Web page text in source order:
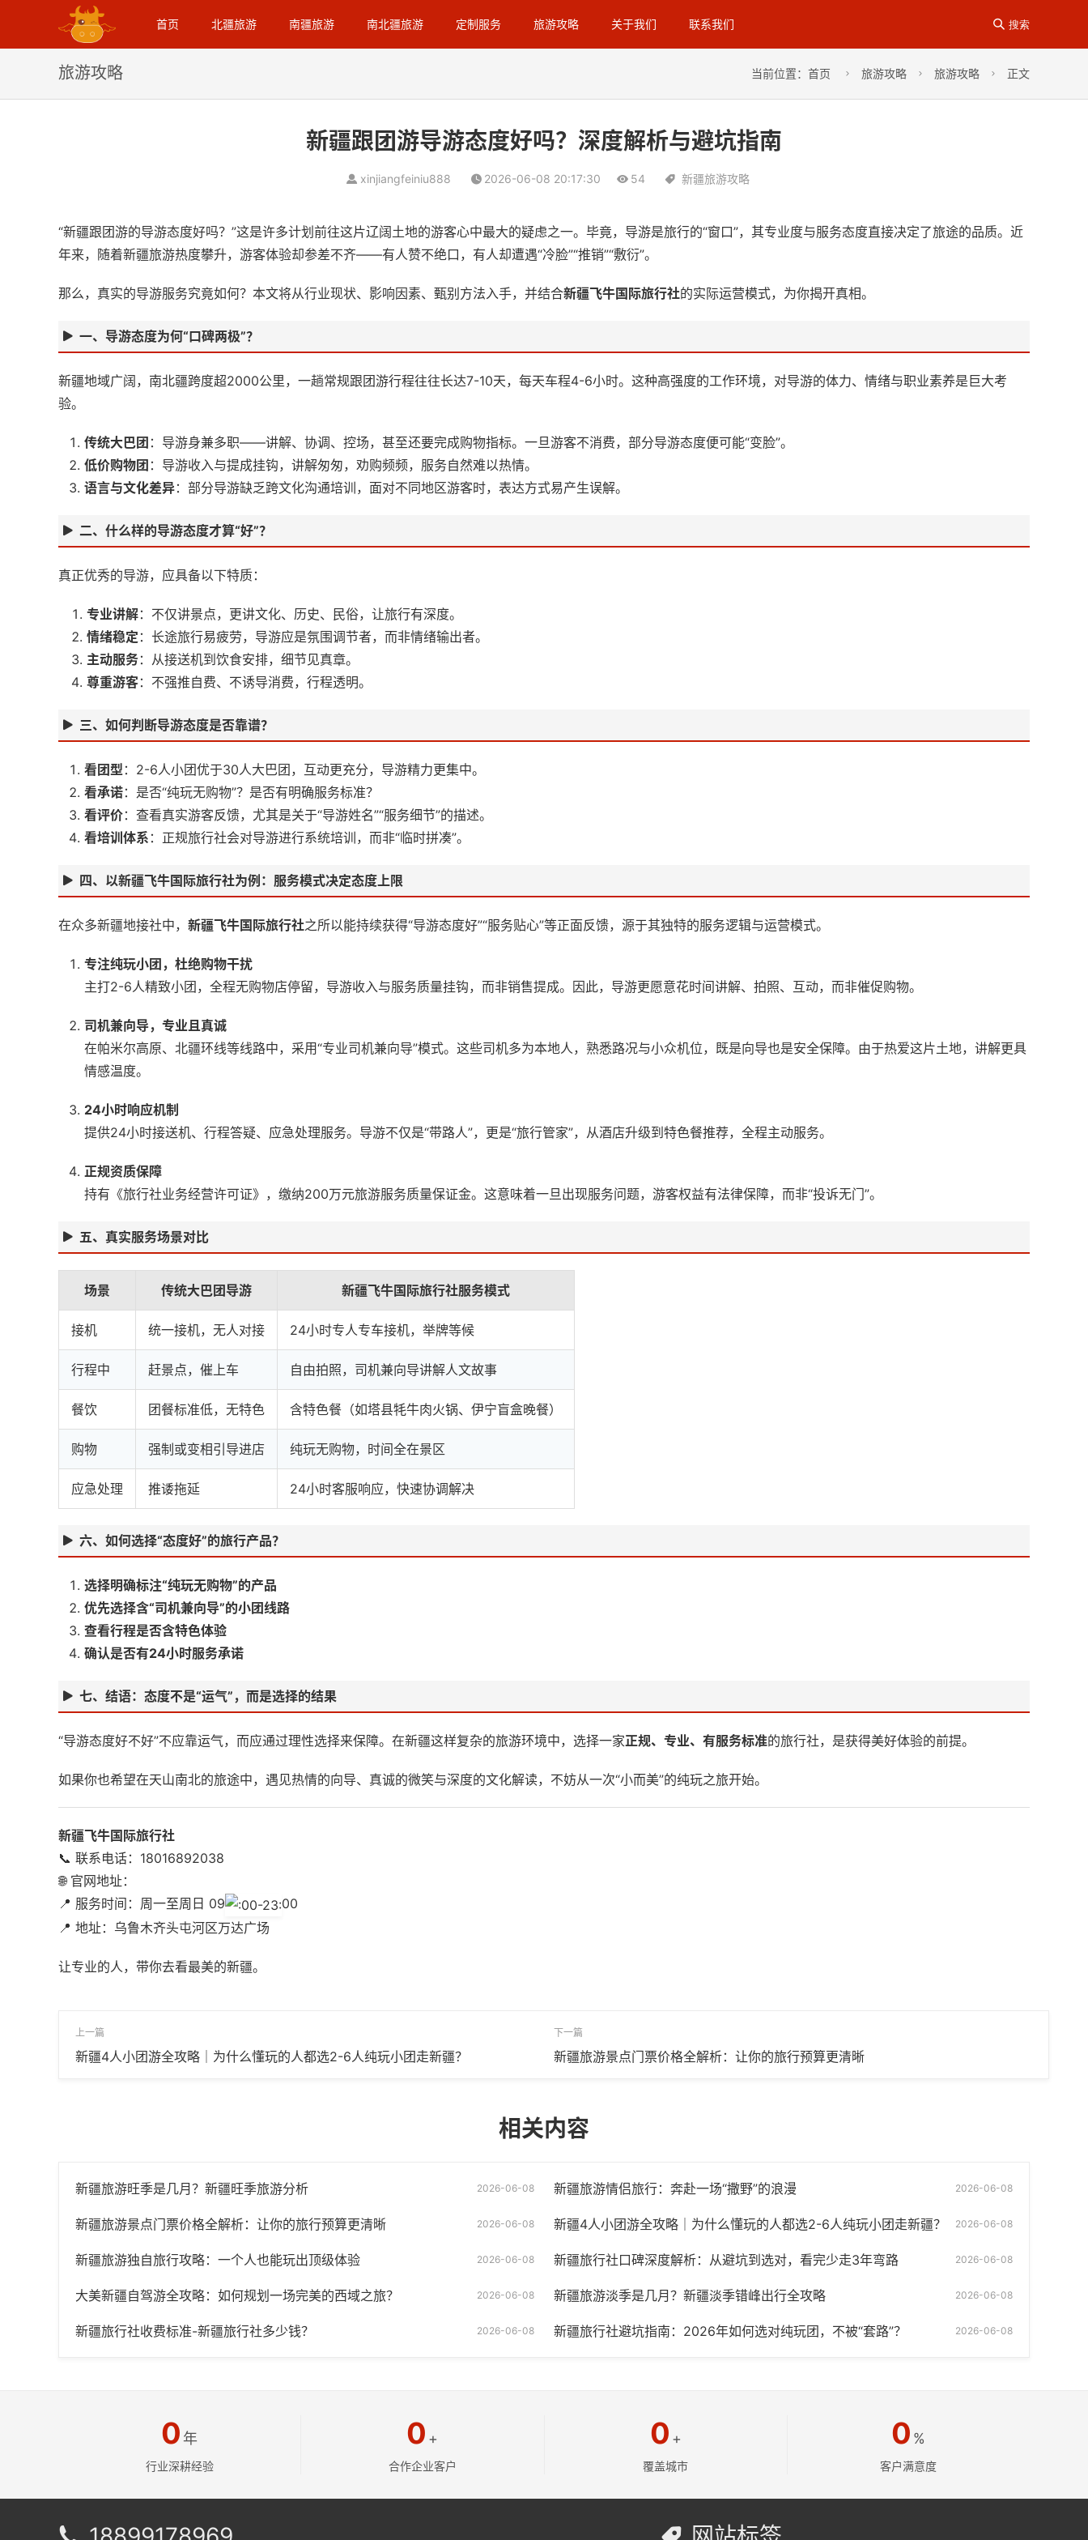
首页 北疆旅游 南疆旅游 南北疆旅游 定制服务 旅游攻略 关于我们 联系我们  搜索
旅游攻略 当前位置： 首页  旅游攻略  旅游攻略  正文
新疆跟团游导游态度好吗？深度解析与避坑指南
xinjiangfeiniu888 2026-06-08 20:17:30 54 新疆旅游攻略
“新疆跟团游的导游态度好吗？”这是许多计划前往这片辽阔土地的游客心中最大的疑虑之一。毕竟，导游是旅行的“窗口”，其专业度与服务态度直接决定了旅途的品质。近
年来，随着新疆旅游热度攀升，游客体验却参差不齐——有人赞不绝口，有人却遭遇“冷脸”“推销”“敷衍”。
那么，真实的导游服务究竟如何？本文将从行业现状、影响因素、甄别方法入手，并结合新疆飞牛国际旅行社的实际运营模式，为你揭开真相。
一、导游态度为何“口碑两极”？
新疆地域广阔，南北疆跨度超2000公里，一趟常规跟团游行程往往长达7-10天，每天车程4-6小时。这种高强度的工作环境，对导游的体力、情绪与职业素养是巨大考
验。
传统大巴团 ：导游身兼多职——讲解、协调、控场，甚至还要完成购物指标。一旦游客不消费，部分导游态度便可能“变脸”。
低价购物团 ：导游收入与提成挂钩，讲解匆匆，劝购频频，服务自然难以热情。
语言与文化差异：部分导游缺乏跨文化沟通培训，面对不同地区游客时，表达方式易产生误解。
二、什么样的导游态度才算“好”？
真正优秀的导游，应具备以下特质：
专业讲解：不仅讲景点，更讲文化、历史、民俗，让旅行有深度。
情绪稳定 ：长途旅行易疲劳，导游应是氛围调节者，而非情绪输出者。
主动服务：从接送机到饮食安排，细节见真章。
尊重游客：不强推自费、不诱导消费，行程透明。
三、如何判断导游态度是否靠谱？
看团型：2-6人小团优于30人大巴团，互动更充分，导游精力更集中。
看承诺：是否“纯玩无购物”？是否有明确服务标准？
看评价：查看真实游客反馈，尤其是关于“导游姓名”“服务细节”的描述。
看培训体系 ：正规旅行社会对导游进行系统培训，而非“临时拼凑”。
四、以新疆飞牛国际旅行社为例：服务模式决定态度上限
在众多新疆地接社中， 新疆飞牛国际旅行社之所以能持续获得“导游态度好”“服务贴心”等正面反馈，源于其独特的服务逻辑与运营模式。
专注纯玩小团，杜绝购物干扰
主打2-6人精致小团，全程无购物店停留，导游收入与服务质量挂钩，而非销售提成。因此，导游更愿意花时间讲解、拍照、互动，而非催促购物。
司机兼向导，专业且真诚
在帕米尔高原、北疆环线等线路中，采用“专业司机兼向导”模式。这些司机多为本地人，熟悉路况与小众机位，既是向导也是安全保障。由于热爱这片土地，讲解更具
情感温度。
24小时响应机制
提供24小时接送机、行程答疑、应急处理服务。导游不仅是“带路人”，更是“旅行管家”，从酒店升级到特色餐推荐，全程主动服务。
正规资质保障
持有《旅行社业务经营许可证》，缴纳200万元旅游服务质量保证金。这意味着一旦出现服务问题，游客权益有法律保障，而非“投诉无门”。
五、真实服务场景对比
场景 传统大巴团导游 新疆飞牛国际旅行社服务模式
接机 统一接机，无人对接 24小时专人专车接机，举牌等候
行程中 赶景点，催上车 自由拍照，司机兼向导讲解人文故事
餐饮 团餐标准低，无特色 含特色餐（如塔县牦牛肉火锅、伊宁盲盒晚餐）
购物 强制或变相引导进店 纯玩无购物，时间全在景区
应急处理 推诿拖延 24小时客服响应，快速协调解决
六、如何选择“态度好”的旅行产品？
选择明确标注“纯玩无购物”的产品
优先选择含“司机兼向导”的小团线路
查看行程是否含特色体验
确认是否有24小时服务承诺
七、结语：态度不是“运气”，而是选择的结果
“导游态度好不好”不应靠运气，而应通过理性选择来保障。在新疆这样复杂的旅游环境中，选择一家正规、专业、有服务标准的旅行社，是获得美好体验的前提。
如果你也希望在天山南北的旅途中，遇见热情的向导、真诚的微笑与深度的文化解读，不妨从一次“小而美”的纯玩之旅开始。
新疆飞牛国际旅行社
📞 联系电话：18016892038
🌐 官网地址：
📍 服务时间：周一至周日 09
00
📍 地址：乌鲁木齐头屯河区万达广场
让专业的人，带你去看最美的新疆。
上一篇
新疆4人小团游全攻略｜为什么懂玩的人都选2-6人纯玩小团走新疆？
下一篇
新疆旅游景点门票价格全解析：让你的旅行预算更清晰
相关内容
2026-06-08
新疆旅游旺季是几月？新疆旺季旅游分析 2026-06-08
新疆旅游情侣旅行：奔赴一场“撒野”的浪漫
2026-06-08
新疆旅游景点门票价格全解析：让你的旅行预算更清晰 2026-06-08
新疆4人小团游全攻略｜为什么懂玩的人都选2-6人纯玩小团走新疆？
2026-06-08
新疆旅游独自旅行攻略：一个人也能玩出顶级体验 2026-06-08
新疆旅行社口碑深度解析：从避坑到选对，看完少走3年弯路
2026-06-08
大美新疆自驾游全攻略：如何规划一场完美的西域之旅？ 2026-06-08
新疆旅游淡季是几月？新疆淡季错峰出行全攻略
2026-06-08
新疆旅行社收费标准-新疆旅行社多少钱？ 2026-06-08
新疆旅行社避坑指南：2026年如何选对纯玩团，不被“套路”？
0 年
行业深耕经验
0 +
合作企业客户
0 +
覆盖城市
0 %
客户满意度

